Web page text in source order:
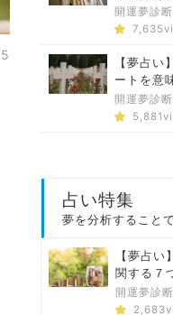
開運夢診
【夢占い
ートを意
開運夢診
占い特集
夢を分析すること
【夢占い
関する７
開運夢診